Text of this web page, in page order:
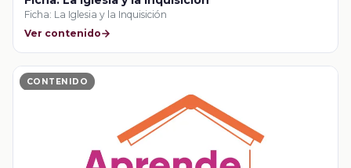
Ficha: La Iglesia y la Inquisición
Ver contenido
CONTENIDO